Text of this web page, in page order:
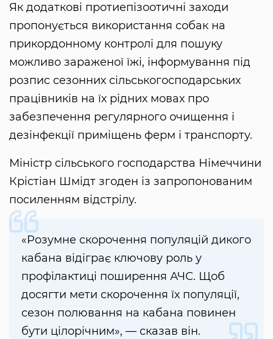
Як додаткові протиепізоотичні заходи
пропонується використання собак на
прикордонному контролі для пошуку
можливо зараженої їжі, інформування під
розпис сезонних сільськогосподарських
працівників на їх рідних мовах про
забезпечення регулярного очищення і
дезінфекції приміщень ферм і транспорту.
Міністр сільського господарства Німеччини
Крістіан Шмідт згоден із запропонованим
посиленням відстрілу.
«Розумне скорочення популяцій дикого
кабана відіграє ключову роль у
профілактиці поширення АЧС. Щоб
досягти мети скорочення їх популяції,
сезон полювання на кабана повинен
бути цілорічним», — сказав він.